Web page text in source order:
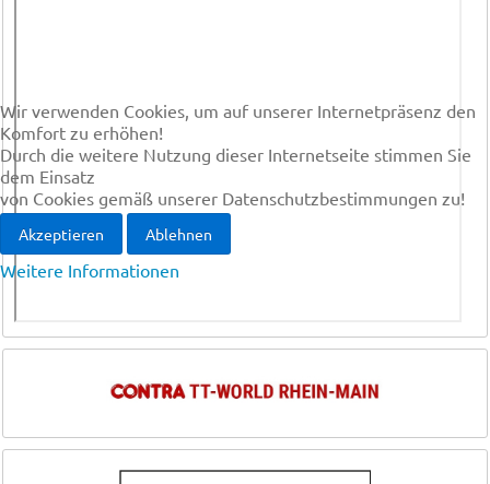
Wir verwenden Cookies, um auf unserer Internetpräsenz den
Komfort zu erhöhen!
Durch die weitere Nutzung dieser Internetseite stimmen Sie
dem Einsatz
von Cookies gemäß unserer Datenschutzbestimmungen zu!
Akzeptieren Ablehnen
Weitere Informationen